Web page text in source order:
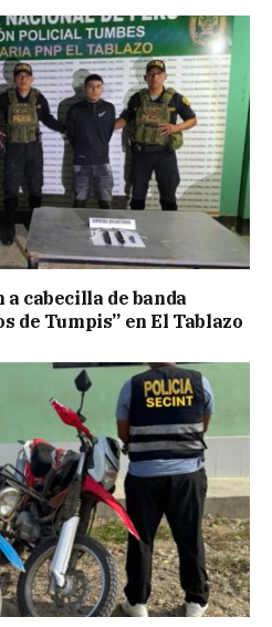
cabecilla de banda
de Tumpis” en El Tablazo